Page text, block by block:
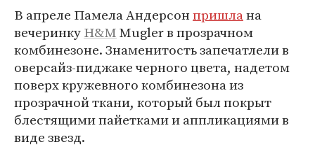
В апреле Памела Андерсонпришлана
вечеринкуH&MMugler в прозрачном
комбинезоне. Знаменитость запечатлели в
оверсайз-пиджаке черного цвета, надетом
поверх кружевного комбинезона из
прозрачной ткани, который был покрыт
блестящими пайетками и аппликациями в
виде звезд.